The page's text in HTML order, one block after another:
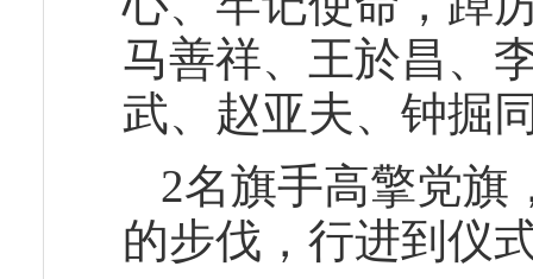
马善祥、王於昌、
武、赵亚夫、钟掘
2名旗手高擎党旗
的步伐，行进到仪